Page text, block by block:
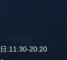
:11:30-20:20